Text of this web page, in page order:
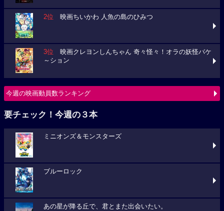
2位 映画ちいかわ 人魚の島のひみつ
3位 映画クレヨンしんちゃん 奇々怪々！オラの妖怪バケ
～ション
今週の映画動員数ランキング
要チェック！今週の３本
ミニオンズ＆モンスターズ
ブルーロック
あの星が降る丘で、君とまた出会いたい。